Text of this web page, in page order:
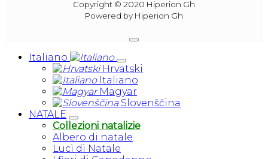
perfect condition. They were exactly as
am very happy with my purchase.
In general, my experience with buying floral
plant pots has been very positive. The website
is easy to use, the product selection is large,
and the buying process is quick and easy. I
highly recommend this site to anyone looking
for high quality plant pots.
Copyright © 2020 Hiperion Gh
Powered by Hiperion Gh
Italiano
Hrvatski
Italiano
Magyar
Slovenščina
NATALE
Collezioni natalizie
Albero di natale
Luci di Natale